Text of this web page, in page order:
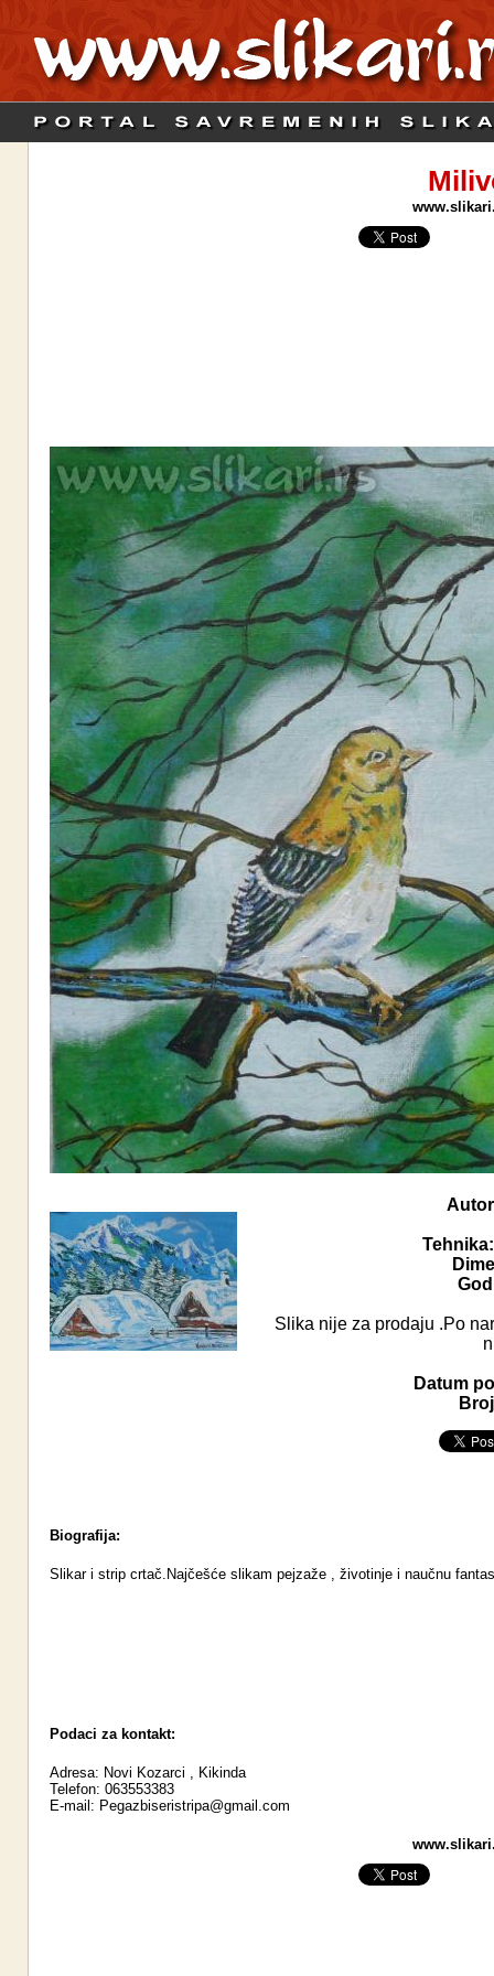
Tehnika:
Slika nije za prodaju .Po
Datum
Biografija:
Slikar i strip crtač.Najčešće slikam pejzaže , životinje i naučnu
Podaci za kontakt:
Adresa: Novi Kozarci , Kikinda
Telefon: 063553383
E-mail: Pegazbiseristripa@gmail.com